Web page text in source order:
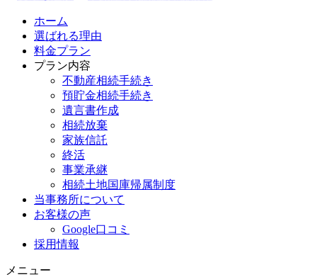
ホーム
選ばれる理由
料金プラン
プラン内容
不動産相続手続き
預貯金相続手続き
遺言書作成
相続放棄
家族信託
終活
事業承継
相続土地国庫帰属制度
当事務所について
お客様の声
Google口コミ
採用情報
メニュー